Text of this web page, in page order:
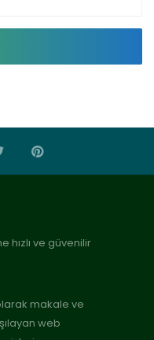
hızlı ve güvenilir
makale ve
web